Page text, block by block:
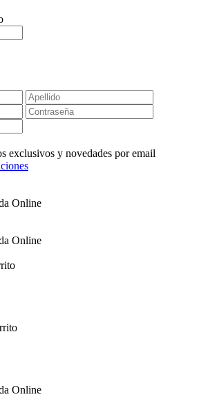
exclusivos y novedades por email